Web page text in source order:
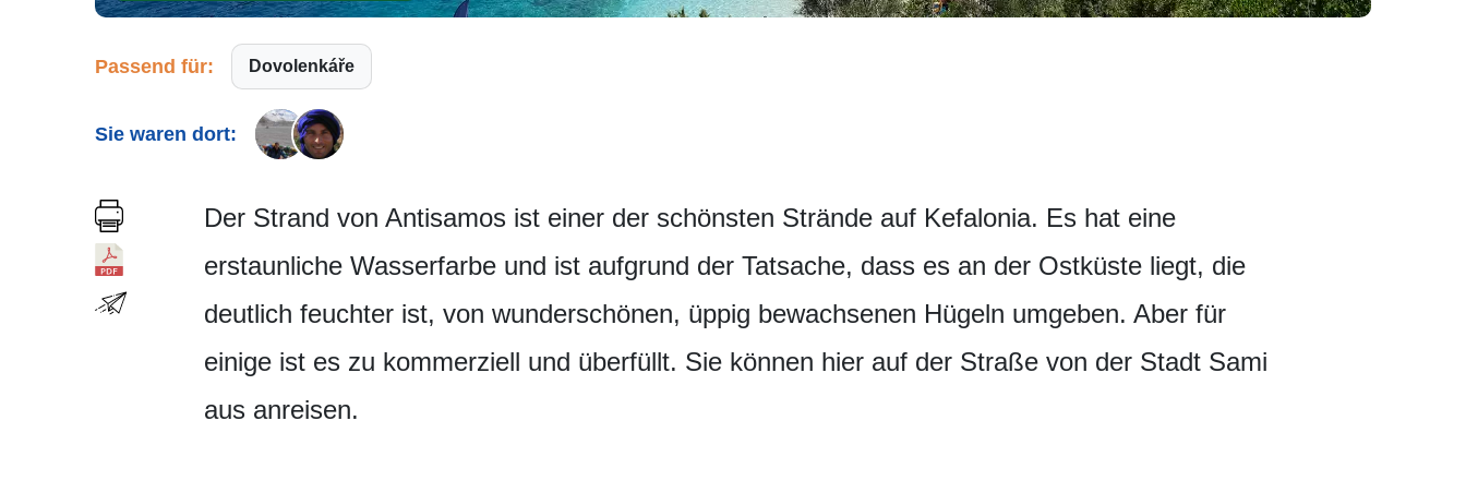
Passend für: Dovolenkáře
Sie waren dort:
Der Strand von Antisamos ist einer der schönsten Strände auf Kefalonia. Es hat eine
erstaunliche Wasserfarbe und ist aufgrund der Tatsache, dass es an der Ostküste liegt, die
deutlich feuchter ist, von wunderschönen, üppig bewachsenen Hügeln umgeben. Aber für
einige ist es zu kommerziell und überfüllt. Sie können hier auf der Straße von der Stadt Sami
aus anreisen.